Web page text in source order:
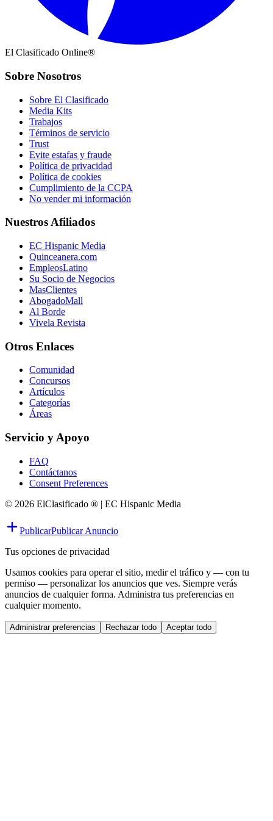
El Clasificado Online®
Sobre Nosotros
Sobre El Clasificado
Media Kits
Trabajos
Términos de servicio
Trust
Evite estafas y fraude
Política de privacidad
Política de cookies
Cumplimiento de la CCPA
No vender mi información
Nuestros Afiliados
EC Hispanic Media
Quinceanera.com
EmpleosLatino
Su Socio de Negocios
MasClientes
AbogadoMall
Al Borde
Vivela Revista
Otros Enlaces
Comunidad
Concursos
Artículos
Categorías
Áreas
Servicio y Apoyo
FAQ
Contáctanos
Consent Preferences
© 2026 ElClasificado ® | EC Hispanic Media
PublicarPublicar Anuncio
Tus opciones de privacidad
Usamos cookies para operar el sitio, medir el tráfico y — con tu
permiso — personalizar los anuncios que ves. Siempre verás
anuncios de cualquier forma. Administra tus preferencias en
cualquier momento.
Administrar preferencias Rechazar todo Aceptar todo